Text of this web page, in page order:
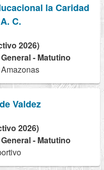
la Caridad
C.
2026)
- Matutino
Valdez
2026)
- Matutino